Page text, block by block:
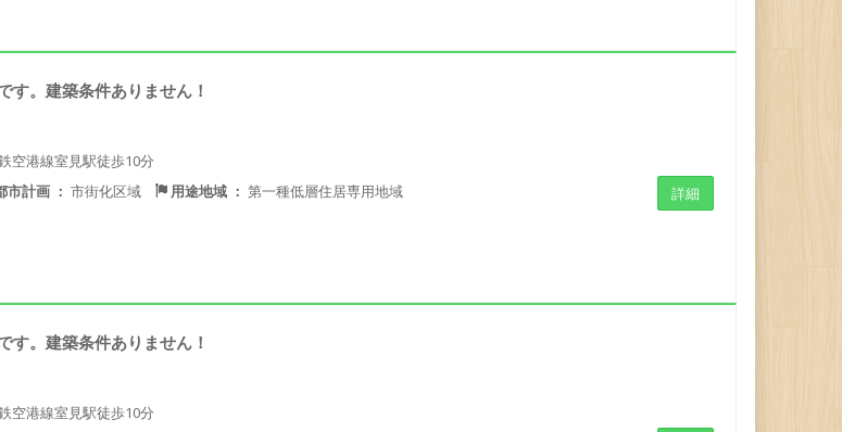
す。建築条件ありません！
空港線室見駅徒歩10分
市計画 ： 市街化区域 用途地域 ： 第一種低層住居専用地域 詳細
す。建築条件ありません！
空港線室見駅徒歩10分